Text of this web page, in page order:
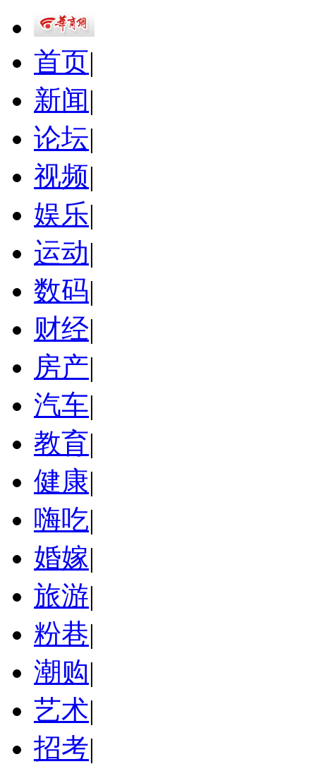
首页|
新闻|
论坛|
视频|
娱乐|
运动|
数码|
财经|
房产|
汽车|
教育|
健康|
嗨吃|
婚嫁|
旅游|
粉巷|
潮购|
艺术|
招考|